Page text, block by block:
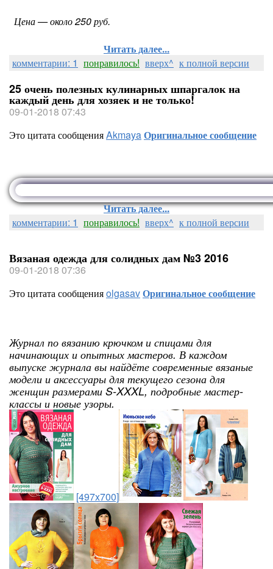
Цена — около 250 руб.
Читать далее...
комментарии: 1 понравилось! вверх^ к полной версии
25 очень полезных кулинарных шпаргалок на
каждый день для хозяек и не только!
09-01-2018 07:43
Это цитата сообщенияAkmayaОригинальное сообщение
Читать далее...
комментарии: 1 понравилось! вверх^ к полной версии
Вязаная одежда для солидных дам №3 2016
09-01-2018 07:36
Это цитата сообщенияolgasavОригинальное сообщение
Журнал по вязанию крючком и спицами для
начинающих и опытных мастеров. В каждом
выпуске журнала вы найдёте современные вязаные
модели и аксессуары для текущего сезона для
женщин размерами S-XXXL, подробные мастер-
классы и новые узоры.
[497x700]